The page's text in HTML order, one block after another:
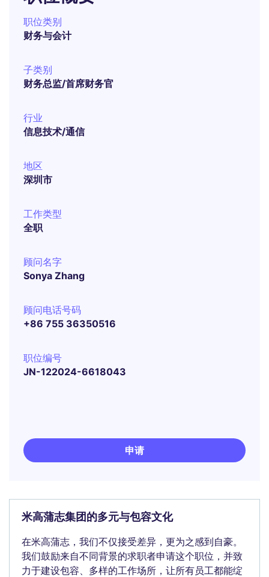
职位类别
财务与会计
子类别
财务总监/首席财务官
行业
信息技术/通信
地区
深圳市
工作类型
全职
顾问名字
Sonya Zhang
顾问电话号码
+86 755 36350516
职位编号
JN-122024-6618043
申请
米高蒲志集团的多元与包容文化
在米高蒲志，我们不仅接受差异，更为之感到自豪。
我们鼓励来自不同背景的求职者申请这个职位，并致
力于建设包容、多样的工作场所，让所有员工都能绽